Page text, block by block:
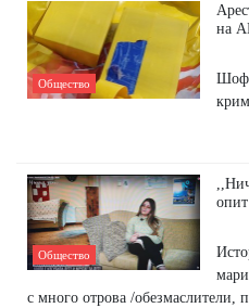
Общество
на
Общество
с много отрова /